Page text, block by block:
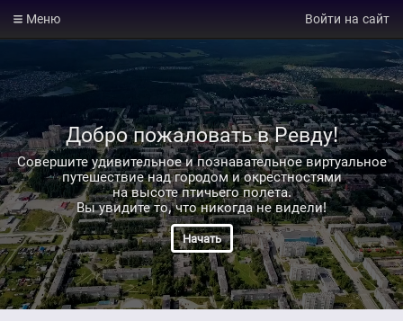
Добро пожаловать в Ревду!
Совершите удивительное и познавательное виртуальное
путешествие над городом и окрестностями
на высоте птичьего полета.
Вы увидите то, что никогда не видели!
Начать
Войти на сайт
Меню